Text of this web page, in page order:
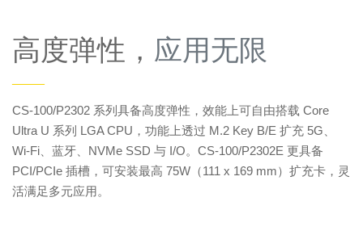
高度弹性， 应用无限
——
CS-100/P2302 系列具备高度弹性，效能上可自由搭载 Core
Ultra U 系列 LGA CPU，功能上透过 M.2 Key B/E 扩充 5G、
Wi-Fi、蓝牙、NVMe SSD 与 I/O。CS-100/P2302E 更具备
PCI/PCIe 插槽，可安装最高 75W（111 x 169 mm）扩充卡，灵
活满足多元应用。